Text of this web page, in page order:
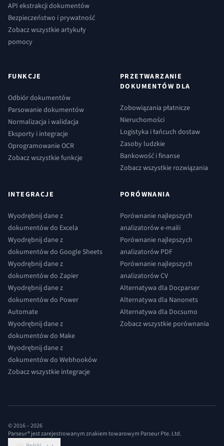
API ekstrakcji dokumentów
Bezpieczeństwo i prywatność
Zobacz wszystkie artykuły
pomocy
FUNKCJE
Odbiór dokumentów
Parsowanie dokumentów
Normalizacja i walidacja
Eksporty i integracje
Oprogramowanie OCR
Zobacz wszystkie funkcje
PRZETWARZANIE
DOKUMENTÓW DLA
Zobowiązania płatnicze
Nieruchomości
Logistyka i łańcuch dostaw
Zasoby ludzkie
Bankowość i finanse
Zobacz wszystkie rozwiązania
INTEGRACJE
Wyodrębnij dane z
dokumentów do Excela
Wyodrębnij dane z
dokumentów do Google Sheets
Wyodrębnij dane z
dokumentów do Zapier
Wyodrębnij dane z
dokumentów do Power
Automate
Wyodrębnij dane z
dokumentów do Make
Wyodrębnij dane z
dokumentów do Webhooków
Zobacz wszystkie integracje
PORÓWNANIA
Porównanie najlepszych
analizatorów e-maili
Porównanie najlepszych
analizatorów PDF
Porównanie najlepszych
analizatorów CV
Alternatywa dla Docparser
Alternatywa dla Nanonets
Alternatywa dla Docsumo
Zobacz wszystkie porównania
© 2016 –2026
Parseur® jest zarejestrowanym znakiem towarowym Parseur Pte. Ltd.